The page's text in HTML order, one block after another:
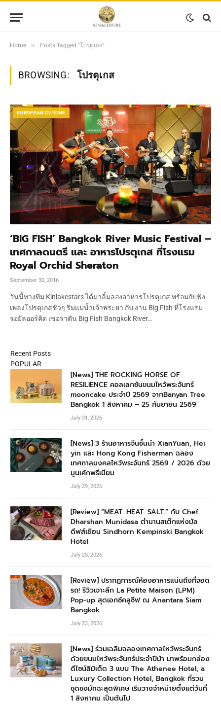
Home » Posts Tagged "โปรตุเกส"
BROWSING: โปรตุเกส
EUROPEAN CUISINE
‘BIG FISH’ Bangkok River Music Festival –
เทศกาลดนตรี และ อาหารโปรตุเกส ที่โรงแรม
Royal Orchid Sheraton
September 30, 2016
วันนี้ทางทีม Kinlakestars ได้มาลิ้มลองอาหารโปรตุเกส พร้อมกับฟัง
เพลงโปรตุเกสชิวๆ ริมแม่น้ำเจ้าพระยา กับ งาน Big Fish ที่โรงแรม
รอยัลออร์คิด เชอราตัน Big Fish Bangkok River…
Recent Posts
POPULAR
[News] THE ROCKING HORSE OF
RESILIENCE คอลเลกชันขนมไหว้พระจันทร์
mooncake ประจำปี 2569 จากBanyan Tree
Bangkok 1 สิงหาคม – 25 กันยายน 2569
July 31, 2026
[News] 3 ร้านอาหารจีนชั้นนำ XianYuan, Hei
yin และ Hong Kong Fisherman ฉลอง
เทศกาลมงคลไหว้พระจันทร์ 2569 / 2026 ด้วย
มูนเค้กพรีเมียม
July 29, 2026
[Review] “MEAT. HEAT. SALT.” กับ Chef
Dharshan Munidasa ตำนานสเต๊กแห่งมัล
ดีฟส์เยือน Sindhorn Kempinski Bangkok
Hotel
July 25, 2026
[Review] ปรากฏการณ์ห้องอาหารแน่นถึงที่จอด
รถ! รีวิวเจาะลึก La Petite Maison (LPM)
Pop-up สุดเอกซ์คลูซีฟ ณ Anantara Siam
Bangkok
July 23, 2026
[News] ร่วมเฉลิมฉลองเทศกาลไหว้พระจันทร์
ด้วยขนมไหว้พระจันทร์ประจำปีม้า มาพร้อมกล่อง
ดีไซน์ลิมิเต็ด 3 แบบ The Athenee Hotel, a
Luxury Collection Hotel, Bangkok ที่รวม
ชุดชงมัทฉะสุดพิเศษ เริ่มวางจำหน่ายตั้งแต่วันที่
1 สิงหาคม เป็นต้นไป